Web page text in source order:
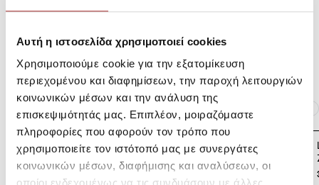
Αυτή η ιστοσελίδα χρησιμοποιεί cookies
Χρησιμοποιούμε cookie για την εξατομίκευση
περιεχομένου και διαφημίσεων, την παροχή λειτουργιών
κοινωνικών μέσων και την ανάλυση της
επισκεψιμότητάς μας. Επιπλέον, μοιραζόμαστε
πληροφορίες που αφορούν τον τρόπο που
χρησιμοποιείτε τον ιστότοπό μας με συνεργάτες
κοινωνικών μέσων, διαφήμισης και αναλύσεων, οι
Αποστολές Προϊόντων
Ίδια κατηγορία Ίδιο Brand
LAPIN HOUSE Βρεφική
39,00€